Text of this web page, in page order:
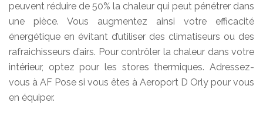
peuvent réduire de 50% la chaleur qui peut pénétrer dans
une pièce. Vous augmentez ainsi votre efficacité
énergétique en évitant d’utiliser des climatiseurs ou des
rafraichisseurs d’airs. Pour contrôler la chaleur dans votre
intérieur, optez pour les stores thermiques. Adressez-
vous à AF Pose si vous êtes à Aeroport D Orly pour vous
en équiper.